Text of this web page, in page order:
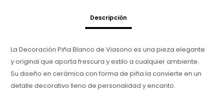
Descripción
La Decoración Piña Blanco de Viasono es una pieza elegante
y original que aporta frescura y estilo a cualquier ambiente.
Su diseño en cerámica con forma de piña la convierte en un
detalle decorativo lleno de personalidad y encanto.